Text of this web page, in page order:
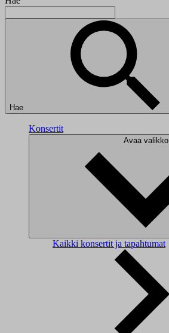
Hae
Konsertit
Avaa valikko
Kaikki konsertit ja tapahtumat